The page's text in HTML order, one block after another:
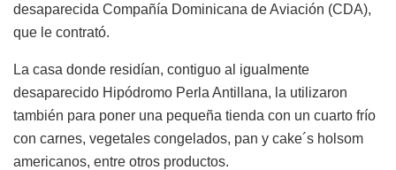
desaparecida Compañía Dominicana de Aviación (CDA),
que le contrató.
La casa donde residían, contiguo al igualmente
desaparecido Hipódromo Perla Antillana, la utilizaron
también para poner una pequeña tienda con un cuarto frío
con carnes, vegetales congelados, pan y cake´s holsom
americanos, entre otros productos.